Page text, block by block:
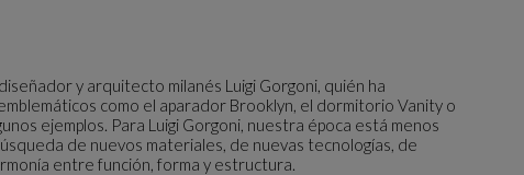
y arquitecto milanés Luigi Gorgoni, quién ha
como el aparador Brooklyn, el dormitorio Vanity o
ejemplos. Para Luigi Gorgoni, nuestra época está menos
de nuevos materiales, de nuevas tecnologías, de
entre función, forma y estructura.